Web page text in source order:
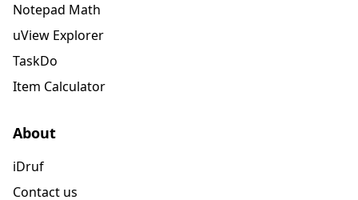
Notepad Math
uView Explorer
TaskDo
Item Calculator
About
iDruf
Contact us